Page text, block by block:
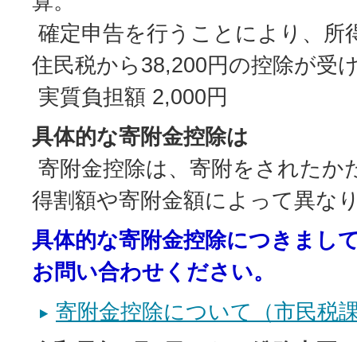
確定申告を行うことにより、所
住民税から38,200円の控除が受
実質負担額 2,000円
具体的な寄附金控除は
寄附金控除は、寄附をされたか
得割額や寄附金額によって異な
具体的な寄附金控除につきまし
お問い合わせください。
寄附金控除について（市民税